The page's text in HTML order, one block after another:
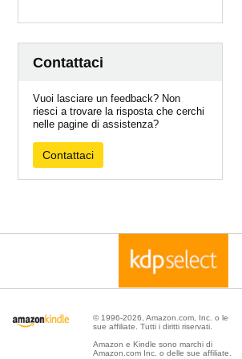
Contattaci
Vuoi lasciare un feedback? Non
riesci a trovare la risposta che cerchi
nelle pagine di assistenza?
Contattaci
© 1996-2026, Amazon.com, Inc. o le
sue affiliate. Tutti i diritti riservati.
Amazon e Kindle sono marchi di
Amazon.com Inc. o delle sue affiliate.